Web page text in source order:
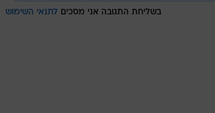
בשליחת התגובה אני מסכים לתנאי השימוש